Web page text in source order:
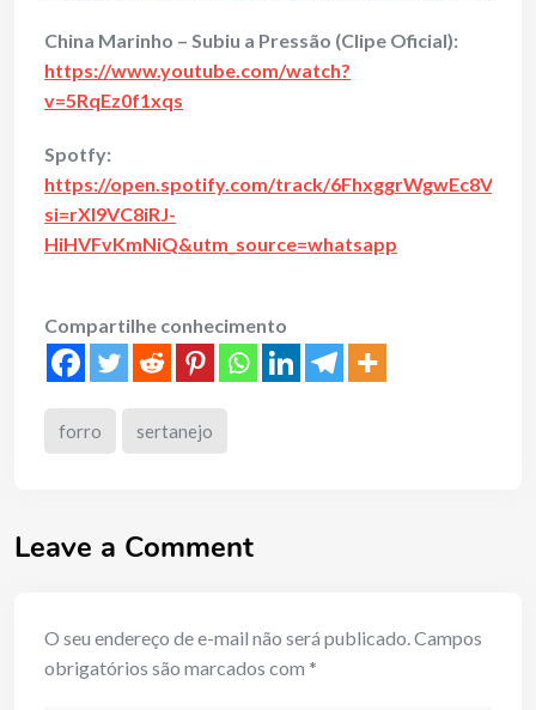
China Marinho – Subiu a Pressão (Clipe Oficial):
https://www.youtube.com/watch?
v=5RqEz0f1xqs
Spotfy:
https://open.spotify.com/track/
si=rXl9VC8iRJ-
HiHVFvKmNiQ&utm_source=whatsapp
Compartilhe conhecimento
forro sertanejo
Leave a Comment
O seu endereço de e-mail não será publicado.Campos
obrigatórios são marcados com *